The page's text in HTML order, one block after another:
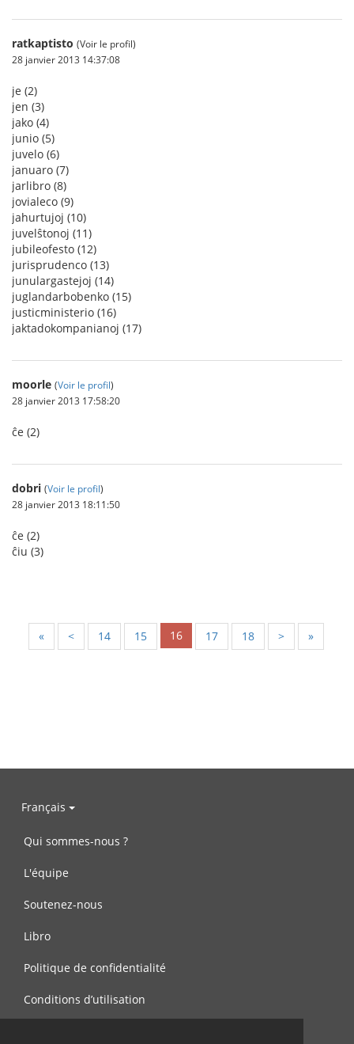
ratkaptisto (Voir le profil)
28 janvier 2013 14:37:08
je (2)
jen (3)
jako (4)
junio (5)
juvelo (6)
januaro (7)
jarlibro (8)
jovialeco (9)
jahurtujoj (10)
juvelŝtonoj (11)
jubileofesto (12)
jurisprudenco (13)
junulargastejoj (14)
juglandarbobenko (15)
justicministerio (16)
jaktadokompanianoj (17)
moorle (Voir le profil)
28 janvier 2013 17:58:20
ĉe (2)
dobri (Voir le profil)
28 janvier 2013 18:11:50
ĉe (2)
ĉiu (3)
« < 14 15 16 17 18 > »
Français
Qui sommes-nous ?
L'équipe
Soutenez-nous
Libro
Politique de confidentialité
Conditions d’utilisation